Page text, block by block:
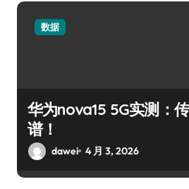
数据
华为nova15 5G实测：
谱！
dawei 4 月 3, 2026